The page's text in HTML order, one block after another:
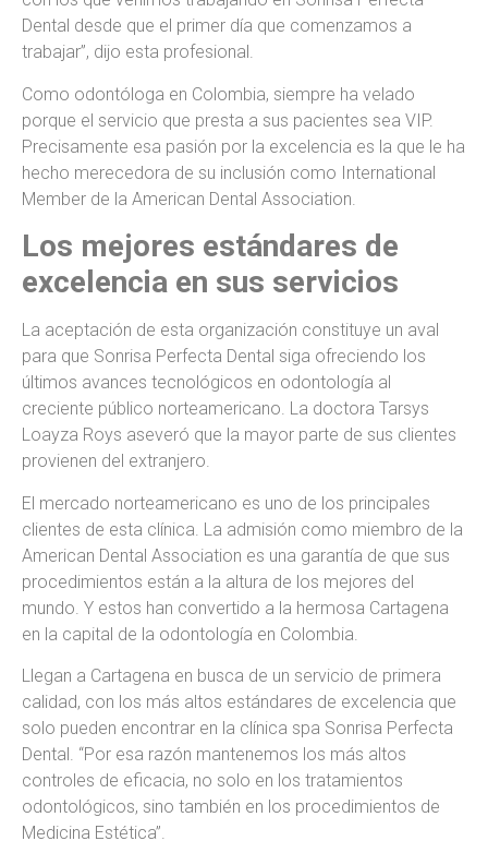
Dental desde que el primer día que comenzamos a
trabajar”, dijo esta profesional.
Como odontóloga en Colombia, siempre ha velado
porque el servicio que presta a sus pacientes sea VIP.
Precisamente esa pasión por la excelencia es la que le ha
hecho merecedora de su inclusión como International
Member de la American Dental Association.
Los mejores estándares de
excelencia en sus servicios
La aceptación de esta organización constituye un aval
para que Sonrisa Perfecta Dental siga ofreciendo los
últimos avances tecnológicos en odontología al
creciente público norteamericano. La doctora Tarsys
Loayza Roys aseveró que la mayor parte de sus clientes
provienen del extranjero.
El mercado norteamericano es uno de los principales
clientes de esta clínica. La admisión como miembro de la
American Dental Association es una garantía de que sus
procedimientos están a la altura de los mejores del
mundo. Y estos han convertido a la hermosa Cartagena
en la capital de la odontología en Colombia.
Llegan a Cartagena en busca de un servicio de primera
calidad, con los más altos estándares de excelencia que
solo pueden encontrar en la clínica spa Sonrisa Perfecta
Dental. “Por esa razón mantenemos los más altos
controles de eficacia, no solo en los tratamientos
odontológicos, sino también en los procedimientos de
Medicina Estética”.